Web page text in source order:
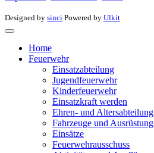
Designed by sinci Powered by Ulkit
Home
Feuerwehr
Einsatzabteilung
Jugendfeuerwehr
Kinderfeuerwehr
Einsatzkraft werden
Ehren- und Altersabteilung
Fahrzeuge und Ausrüstung
Einsätze
Feuerwehrausschuss